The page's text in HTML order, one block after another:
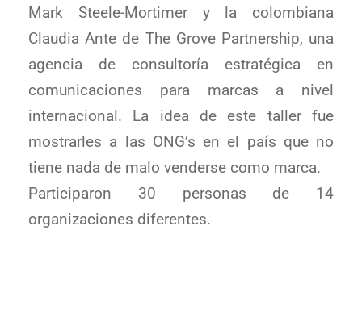
Mark Steele-Mortimer y la colombiana
Claudia Ante de The Grove Partnership, una
agencia de consultoría estratégica en
comunicaciones para marcas a nivel
internacional. La idea de este taller fue
mostrarles a las ONG’s en el país que no
tiene nada de malo venderse como marca.
Participaron 30 personas de 14
organizaciones diferentes.